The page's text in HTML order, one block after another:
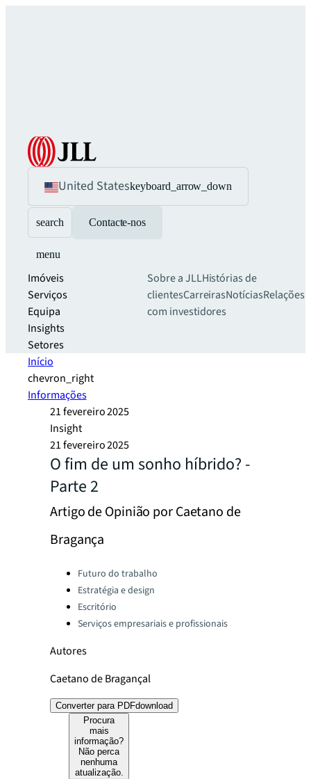
United Stateskeyboard_arrow_down
search Contacte-nos
menu
Imóveis
Serviços
Equipa
Insights
Setores
Sobre a JLLHistórias de
clientesCarreirasNotíciasRelações
com investidores
Início
chevron_right
Informações
21 fevereiro 2025
Insight
21 fevereiro 2025
O fim de um sonho híbrido? -
Parte 2
Artigo de Opinião por Caetano de
Bragança
Categories:Futuro do trabalho
Estratégia e design
Escritório
Serviços empresariais e profissionais
Autores
Caetano de Bragançal
Converter para PDFdownload
Procura
mais
informação?
Não perca
nenhuma
atualização.